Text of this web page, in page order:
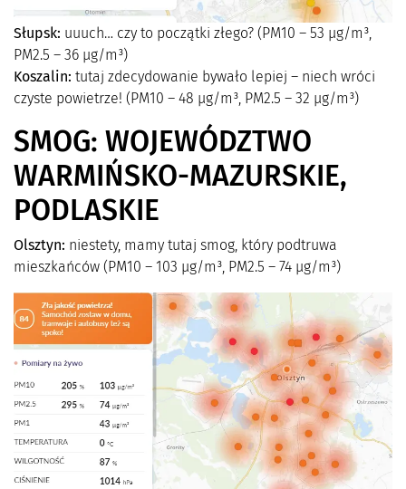
Słupsk: uuuch… czy to początki złego? (PM10 – 53 µg/m³,
PM2.5 – 36 µg/m³)
Koszalin: tutaj zdecydowanie bywało lepiej – niech wróci
czyste powietrze! (PM10 – 48 µg/m³, PM2.5 – 32 µg/m³)
SMOG: WOJEWÓDZTWO
WARMIŃSKO-MAZURSKIE,
PODLASKIE
Olsztyn: niestety, mamy tutaj smog, który podtruwa
mieszkańców (PM10 – 103 µg/m³, PM2.5 – 74 µg/m³)